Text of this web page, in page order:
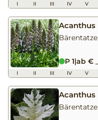
I II III IV V
Acanthus
P 1|ab €
I II III IV V